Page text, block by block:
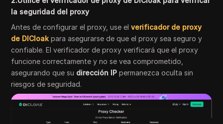
la seguridad del proxy
Antes de configurar el proxy, use elverificador de proxy
de DICloak para asegurarse de que el proxy sea seguro y
confiable. El verificador de proxy verificará que el proxy
funcione correctamente y no se vea comprometido,
asegurando que su dirección IP permanezca oculta sin
riesgos de seguridad.